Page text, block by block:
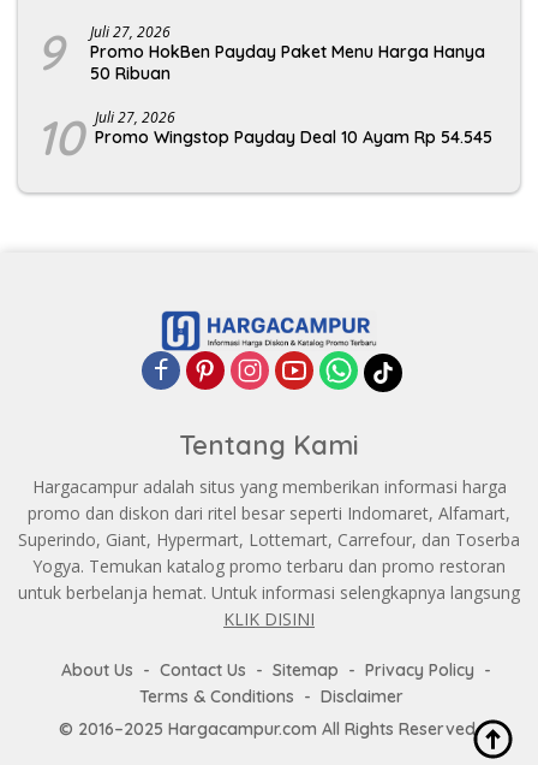
9 Juli 27, 2026
Promo HokBen Payday Paket Menu Harga Hanya
50 Ribuan
10 Juli 27, 2026
Promo Wingstop Payday Deal 10 Ayam Rp 54.545
Tentang Kami
Hargacampur adalah situs yang memberikan informasi harga
promo dan diskon dari ritel besar seperti Indomaret, Alfamart,
Superindo, Giant, Hypermart, Lottemart, Carrefour, dan Toserba
Yogya. Temukan katalog promo terbaru dan promo restoran
untuk berbelanja hemat. Untuk informasi selengkapnya langsung
KLIK DISINI
About Us Contact Us Sitemap
Privacy Policy
Terms & Conditions
Disclaimer
© 2016–2025 Hargacampur.com All Rights Reserved.